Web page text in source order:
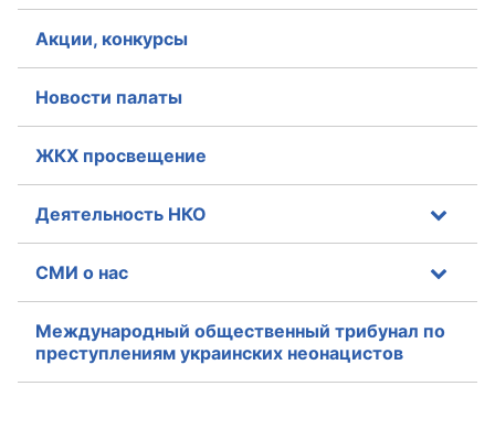
Акции, конкурсы
Новости палаты
ЖКХ просвещение
Деятельность НКО
СМИ о нас
Международный общественный трибунал по
преступлениям украинских неонацистов